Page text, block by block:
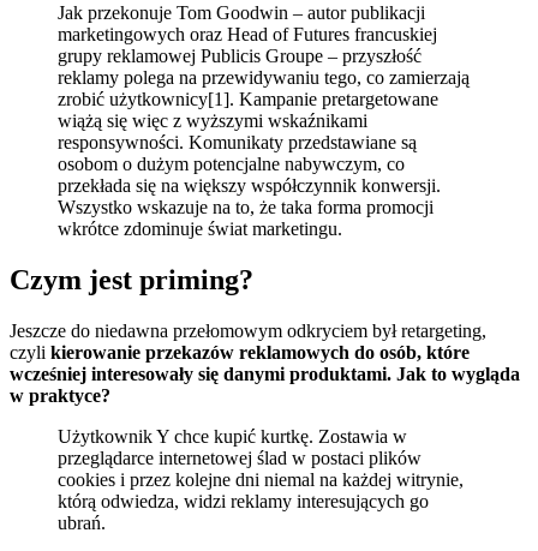
Jak przekonuje Tom Goodwin – autor publikacji
marketingowych oraz Head of Futures francuskiej
grupy reklamowej Publicis Groupe – przyszłość
reklamy polega na przewidywaniu tego, co zamierzają
zrobić użytkownicy[1]. Kampanie pretargetowane
wiążą się więc z wyższymi wskaźnikami
responsywności. Komunikaty przedstawiane są
osobom o dużym potencjalne nabywczym, co
przekłada się na większy współczynnik konwersji.
Wszystko wskazuje na to, że taka forma promocji
wkrótce zdominuje świat marketingu.
Czym jest priming?
Jeszcze do niedawna przełomowym odkryciem był retargeting,
czyli kierowanie przekazów reklamowych do osób, które
wcześniej interesowały się danymi produktami. Jak to wygląda
w praktyce?
Użytkownik Y chce kupić kurtkę. Zostawia w
przeglądarce internetowej ślad w postaci plików
cookies i przez kolejne dni niemal na każdej witrynie,
którą odwiedza, widzi reklamy interesujących go
ubrań.